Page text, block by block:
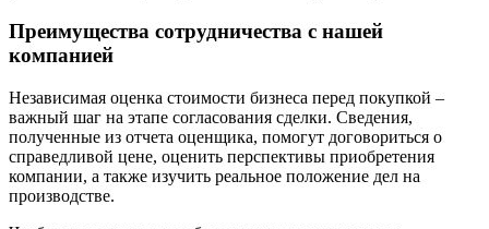
Преимущества сотрудничества с нашей
компанией
Независимая оценка стоимости бизнеса перед покупкой –
важный шаг на этапе согласования сделки. Сведения,
полученные из отчета оценщика, помогут договориться о
справедливой цене, оценить перспективы приобретения
компании, а также изучить реальное положение дел на
производстве.
Джанкой
Дзержинск
Дзержинский
Димитровград
Дмитров
Долгопрудный